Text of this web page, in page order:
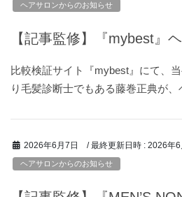
ヘアサロンからのお知らせ
【記事監修】『mybest』
比較検証サイト『mybest』にて、
り毛髪診断士でもある藤巻正典が
2026年6月7日 / 最終更新日時 : 2026年6
ヘアサロンからのお知らせ